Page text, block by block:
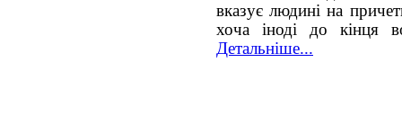
вказує людині на
хоча іноді до кінця
Детальніше...